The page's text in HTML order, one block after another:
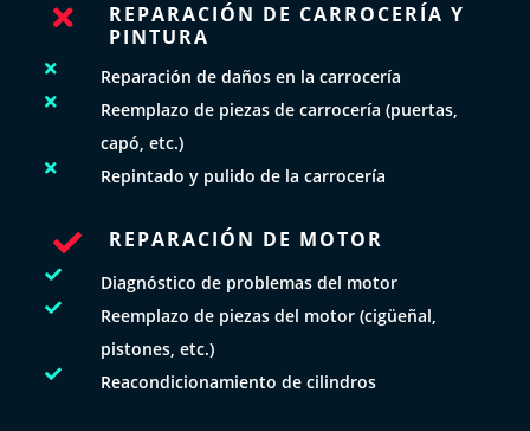

REPARACIÓN DE CARROCERÍA Y
PINTURA
 Reparación de daños en la carrocería

Reemplazo de piezas de carrocería (puertas,
capó, etc.)
 Repintado y pulido de la carrocería
 REPARACIÓN DE MOTOR
 Diagnóstico de problemas del motor

Reemplazo de piezas del motor (cigüeñal,
pistones, etc.)
 Reacondicionamiento de cilindros